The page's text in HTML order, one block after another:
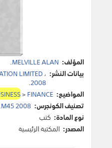
المؤلف: MELVILLE ALAN
.
بيانات النشر: LIMITED،
2008
.
المواضيع:
>FINANCE
تصنيف الكونجرس: 2008
نوع المادة: كتب
المصدر: المكتبة الرئيسية